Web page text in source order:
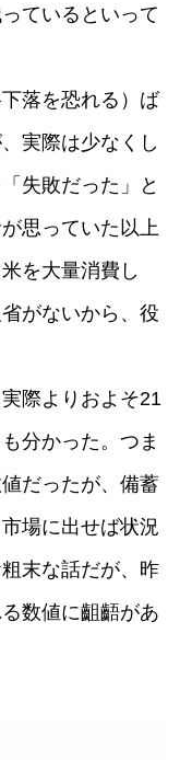
ているといって
落を恐れる）ば
実際は少なくし
失敗だった」と
思っていた以上
を大量消費し
がないから、役
際よりおよそ21
分かった。つま
だったが、備蓄
場に出せば状況
末な話だが、昨
数値に齟齬があ